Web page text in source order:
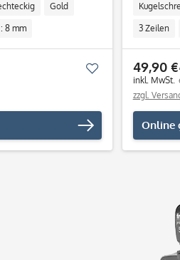
Gold
8 mm
Merken
3 Zeilen
Individuell
49,90 €
inkl. MwSt.
zzgl.
Online